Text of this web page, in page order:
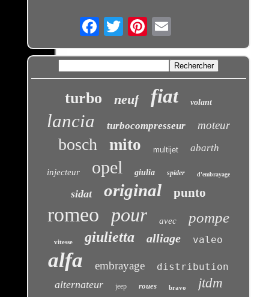
Email
turbo neuf fiat volant
lancia turbocompresseur moteur
bosch mito multijet abarth
injecteur opel giulia spider d'embrayage
sidat original punto
romeo pour avec pompe
vitesse giulietta alliage valeo
alfa embrayage distribution
alternateur jeep roues bravo jtdm